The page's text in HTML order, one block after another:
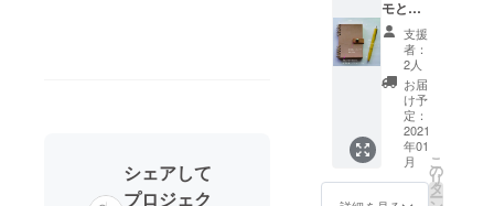
シェアして
プロジェク
ス！はじめ
てのリング
ノート作
り」ワーク
ショップを
スタートし
ています。
こども
達へ
ノート
を１冊
お贈り
しま
す。 こ
ども達
へ贈る
ノート
には、
モとお
礼の
メッ
セージ
＋こど
も達へ
ノート
１冊】
①革表
紙（ナ
チュラ
ル）の
支援
者：
2人
お届
け予
定：
2021
年01
月
こ
の
リ
タ
ー